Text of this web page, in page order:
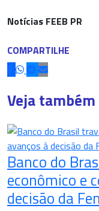
Notícias FEEB PR
COMPARTILHE
Veja também
Banco do
econômico e
decisão da